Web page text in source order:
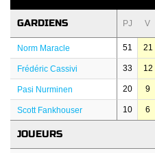
GARDIENS PJ V
Norm Maracle 51 21
Frédéric Cassivi 33 12
Pasi Nurminen 20 9
Scott Fankhouser 10 6
JOUEURS